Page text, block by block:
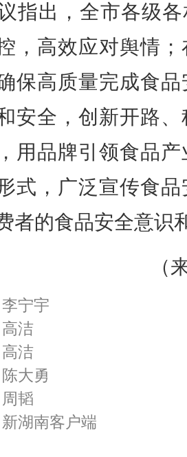
指出，全市各级
，高效应对舆情
保高质量完成食
安全，创新开路
用品牌引领食品
式，广泛宣传食
者的食品安全意识
（
宁宇
洁
洁
大勇
韬
湖南客户端